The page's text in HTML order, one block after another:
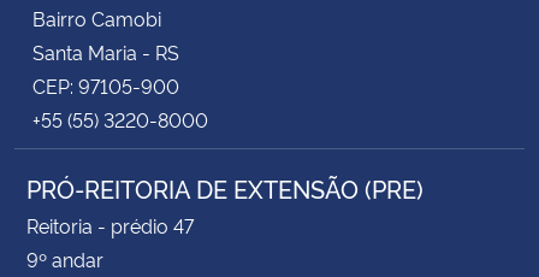
Bairro Camobi
Santa Maria - RS
CEP: 97105-900
+55 (55) 3220-8000
PRÓ-REITORIA DE EXTENSÃO (PRE)
Reitoria - prédio 47
9º andar